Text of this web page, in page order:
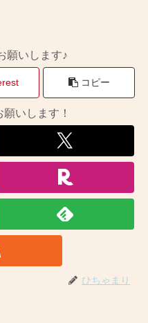
願いします♪
コピー
いします！
ひちゃまり